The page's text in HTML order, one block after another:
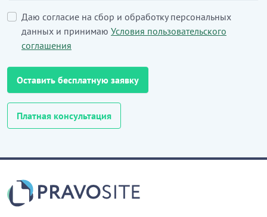
Даю согласие на сбор и обработку персональных
данных и принимаю Условия пользовательского
соглашения
Оставить бесплатную заявку
Платная консультация